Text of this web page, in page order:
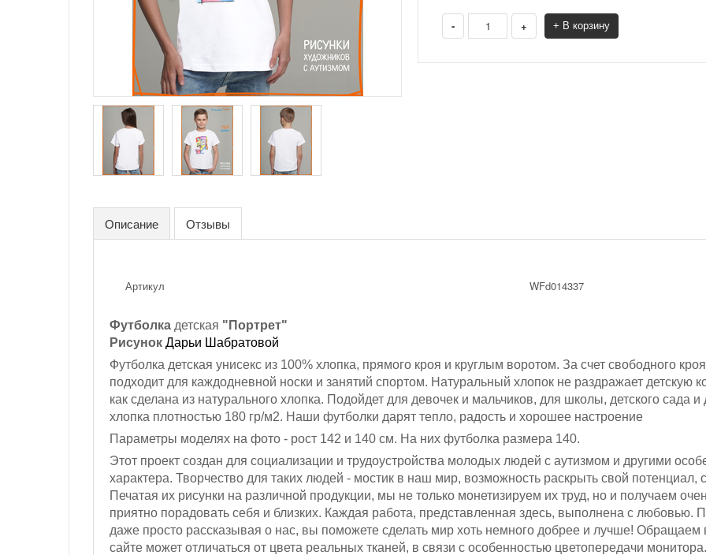
- + + В корзину
Описание Отзывы
Артикул WFd014337
Футболка детская "Портрет"
Рисунок Дарьи Шабратовой
Футболка детская унисекс из 100% хлопка, прямого кроя и круглым воротом. За счет свободного
подходит для каждодневной носки и занятий спортом. Натуральный хлопок не раздражает детскую
как сделана из натурального хлопка. Подойдет для девочек и мальчиков, для школы, детского сада
хлопка плотностью 180 гр/м2. Наши футболки дарят тепло, радость и хорошее настроение
Параметры моделях на фото - рост 142 и 140 см. На них футболка размера 140.
Этот проект создан для социализации и трудоустройства молодых людей с аутизмом и другими
характера. Творчество для таких людей - мостик в наш мир, возможность раскрыть свой потенциал,
Печатая их рисунки на различной продукции, мы не только монетизируем их труд, но и получаем
приятно порадовать себя и близких. Каждая работа, представленная здесь, выполнена с любовью.
даже просто рассказывая о нас, вы поможете сделать мир хоть немного добрее и лучше!
сайте может отличаться от цвета реальных тканей, в связи с особенностью цветопередачи монитора.